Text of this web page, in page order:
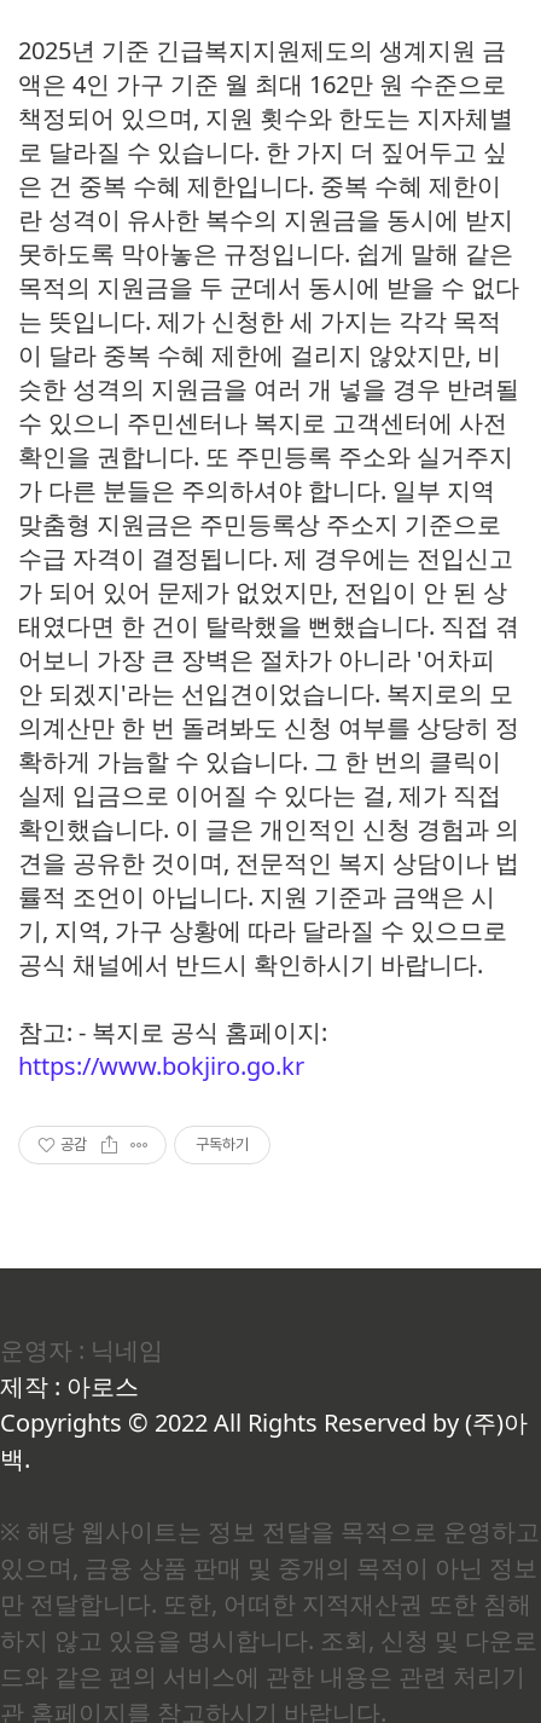
2025년 기준 긴급복지지원제도의 생계지원 금
액은 4인 가구 기준 월 최대 162만 원 수준으로
책정되어 있으며, 지원 횟수와 한도는 지자체별
로 달라질 수 있습니다. 한 가지 더 짚어두고 싶
은 건 중복 수혜 제한입니다. 중복 수혜 제한이
란 성격이 유사한 복수의 지원금을 동시에 받지
못하도록 막아놓은 규정입니다. 쉽게 말해 같은
목적의 지원금을 두 군데서 동시에 받을 수 없다
는 뜻입니다. 제가 신청한 세 가지는 각각 목적
이 달라 중복 수혜 제한에 걸리지 않았지만, 비
슷한 성격의 지원금을 여러 개 넣을 경우 반려될
수 있으니 주민센터나 복지로 고객센터에 사전
확인을 권합니다. 또 주민등록 주소와 실거주지
가 다른 분들은 주의하셔야 합니다. 일부 지역
맞춤형 지원금은 주민등록상 주소지 기준으로
수급 자격이 결정됩니다. 제 경우에는 전입신고
가 되어 있어 문제가 없었지만, 전입이 안 된 상
태였다면 한 건이 탈락했을 뻔했습니다. 직접 겪
어보니 가장 큰 장벽은 절차가 아니라 '어차피
안 되겠지'라는 선입견이었습니다. 복지로의 모
의계산만 한 번 돌려봐도 신청 여부를 상당히 정
확하게 가늠할 수 있습니다. 그 한 번의 클릭이
실제 입금으로 이어질 수 있다는 걸, 제가 직접
확인했습니다. 이 글은 개인적인 신청 경험과 의
견을 공유한 것이며, 전문적인 복지 상담이나 법
률적 조언이 아닙니다. 지원 기준과 금액은 시
기, 지역, 가구 상황에 따라 달라질 수 있으므로
공식 채널에서 반드시 확인하시기 바랍니다.
참고: - 복지로 공식 홈페이지:
https://www.bokjiro.go.kr
공감 구독하기
운영자 : 닉네임
제작 : 아로스
Copyrights © 2022 All Rights Reserved by (주)아
백.
※ 해당 웹사이트는 정보 전달을 목적으로 운영하고
있으며, 금융 상품 판매 및 중개의 목적이 아닌 정보
만 전달합니다. 또한, 어떠한 지적재산권 또한 침해
하지 않고 있음을 명시합니다. 조회, 신청 및 다운로
드와 같은 편의 서비스에 관한 내용은 관련 처리기
관 홈페이지를 참고하시기 바랍니다.